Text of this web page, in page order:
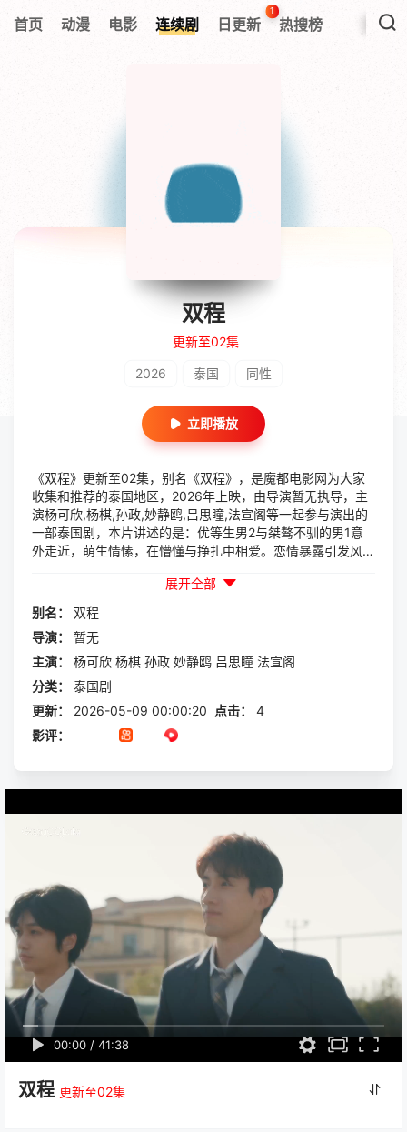
首页 动漫 电影 连续剧 日更新
1
热搜榜
双程
更新至02集
2026 泰国 同性
立即播放
《双程》更新至02集，别名《双程》，是魔都电影网为大家
收集和推荐的泰国地区，2026年上映，由导演暂无执导，主
演杨可欣,杨棋,孙政,妙静鸥,吕思瞳,法宣阁等一起参与演出的
一部泰国剧，本片讲述的是：优等生男2与桀骜不驯的男1意
外走近，萌生情愫，在懵懂与挣扎中相爱。恋情暴露引发风
和信件丢失彻底失联。五年后男2在职场重達已是总裁的男
1，...
展开全部
别名：
双程
导演：
暂无
主演：
杨可欣 杨棋 孙政 妙静鸥 吕思瞳 法宣阁
分类：
泰国剧
更新：
2026-05-09 00:00:20 点击：
4
影评：
00:00 / 41:38
双程 更新至02集